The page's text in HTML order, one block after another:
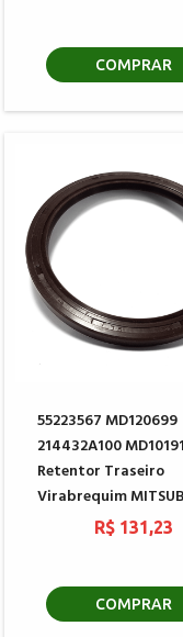
COMPRAR
55223567 MD120699
214432A100
Retentor Traseiro
Virabrequim
R$ 131,23
COMPRAR